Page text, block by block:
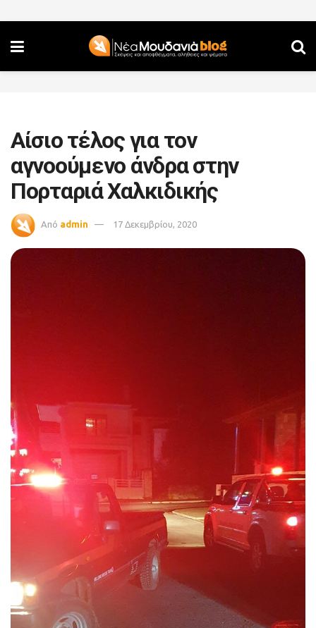
Αίσιο τέλος για τον
αγνοούμενο άνδρα στην
Πορταριά Χαλκιδικής
Από admin 17 Δεκεμβρίου, 2020